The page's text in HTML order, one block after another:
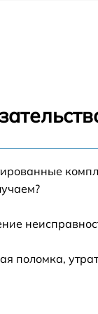
Google Pixel 7a
Pixel 7a
поломка,